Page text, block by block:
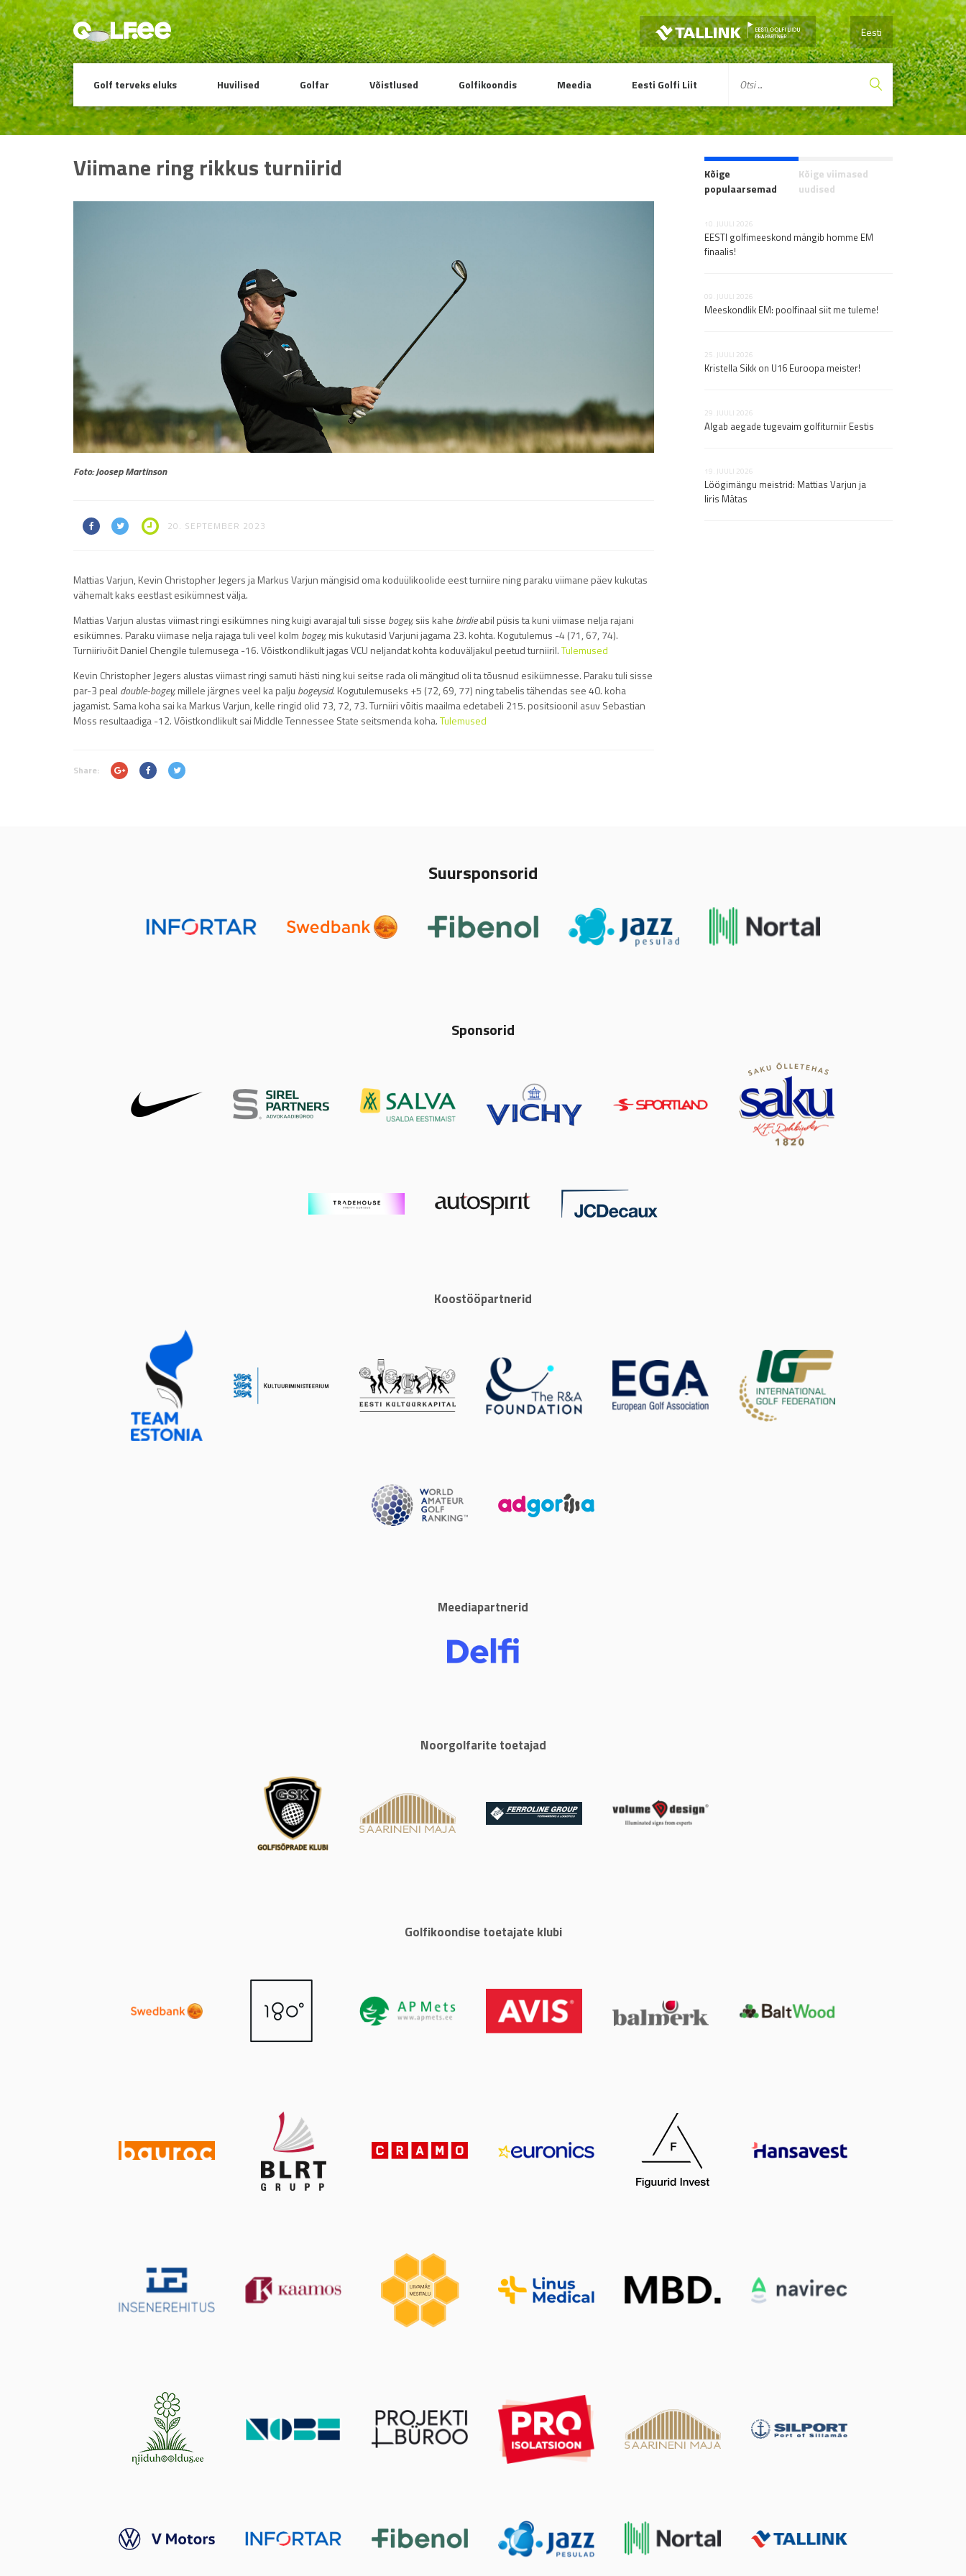
Eesti
Golf terveks eluks Huvilised Golfar Võistlused Golfikoondis Meedia Eesti Golfi Liit
Viimane ring rikkus turniirid
Foto: Joosep Martinson
20. SEPTEMBER 2023
Mattias Varjun, Kevin Christopher Jegers ja Markus Varjun mängisid oma koduülikoolide eest turniire ning paraku viimane päev kukutas
vähemalt kaks eestlast esikümnest välja.
Mattias Varjun alustas viimast ringi esikümnes ning kuigi avarajal tuli sisse bogey,siis kahe birdieabil püsis ta kuni viimase nelja rajani
esikümnes. Paraku viimase nelja rajaga tuli veel kolm bogey,mis kukutasid Varjuni jagama 23. kohta. Kogutulemus -4 (71, 67, 74).
Turniirivõit Daniel Chengile tulemusega -16. Võistkondlikult jagas VCU neljandat kohta koduväljakul peetud turniiril.Tulemused
Kevin Christopher Jegers alustas viimast ringi samuti hästi ning kui seitse rada oli mängitud oli ta tõusnud esikümnesse. Paraku tuli sisse
par-3 peal double-bogey,millele järgnes veel ka palju bogeysid. Kogutulemuseks +5 (72, 69, 77) ning tabelis tähendas see 40. koha
jagamist. Sama koha sai ka Markus Varjun, kelle ringid olid 73, 72, 73. Turniiri võitis maailma edetabeli 215. positsioonil asuv Sebastian
Moss resultaadiga -12. Võistkondlikult sai Middle Tennessee State seitsmenda koha.Tulemused
Share:
Kõige
populaarsemad
Kõige viimased
uudised
10. JUULI 2026
EESTI golfimeeskond mängib homme EM
finaalis!
09. JUULI 2026
Meeskondlik EM: poolfinaal siit me tuleme!
25. JUULI 2026
Kristella Sikk on U16 Euroopa meister!
29. JUULI 2026
Algab aegade tugevaim golfiturniir Eestis
19. JUULI 2026
Löögimängu meistrid: Mattias Varjun ja
Iiris Mätas
Suursponsorid
Sponsorid
Koostööpartnerid
Meediapartnerid
Noorgolfarite toetajad
Golfikoondise toetajate klubi